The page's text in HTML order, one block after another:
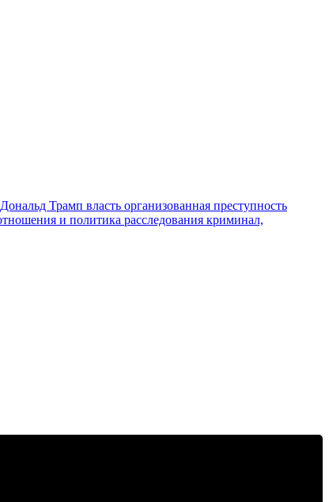
Дональд Трамп власть организованная преступность
и политика расследования криминал,